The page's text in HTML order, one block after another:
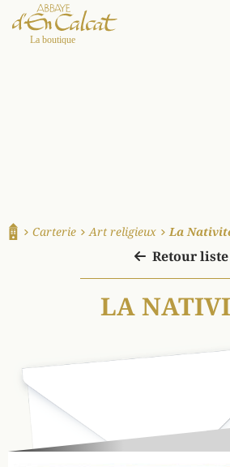
Carterie Art religieux La
Retour liste
LA